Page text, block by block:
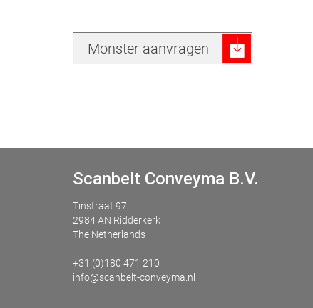
Monster aanvragen
Scanbelt Conveyma B.V.
Tinstraat 97
2984 AN Ridderkerk
The Netherlands
+31 (0)180 471 210
info@scanbelt-conveyma.nl